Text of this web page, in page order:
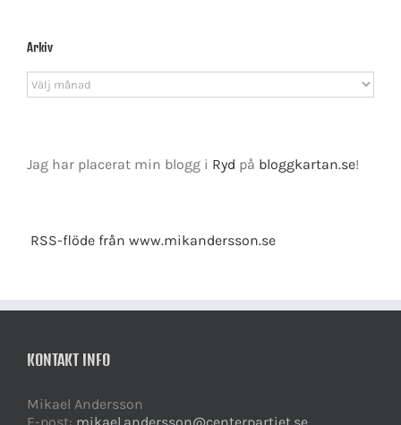
Arkiv
Arkiv
Jag har placerat min blogg i Ryd på bloggkartan.se!
RSS-flöde från www.mikandersson.se
KONTAKT INFO
Mikael Andersson